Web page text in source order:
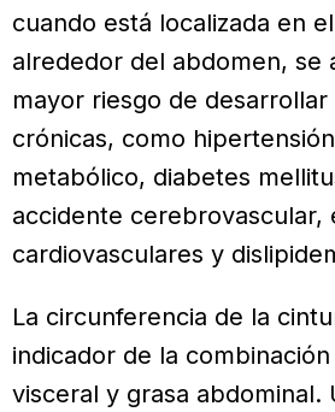
cuando está localizada en
alrededor del abdomen, se
mayor riesgo de
crónicas, como
metabólico, diabetes
accidente cerebrovascular,
cardiovasculares y
La circunferencia de la
indicador de la
visceral y grasa abdominal.